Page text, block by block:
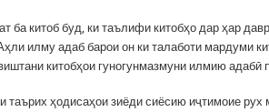
ба китоб буд, ки таълифи китобҳо дар ҳар
илму адаб барои он ки талаботи мардуми
китобҳои гуногунмазмуни илмию адабӣ
таърих ҳодисаҳои зиёди сиёсию иҷтимоие рух